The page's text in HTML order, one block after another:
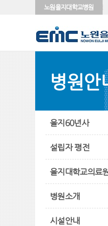
노원을지대학교병원
병원안
을지60년사
설립자 평전
을지대학교의료
병원소개
시설안내